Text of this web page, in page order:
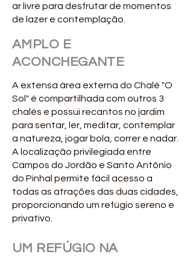
ar livre para desfrutar de momentos
de lazer e contemplação.
AMPLO E
ACONCHEGANTE
A extensa área externa do Chalé "O
Sol" é compartilhada com outros 3
chalés e possui recantos no jardim
para sentar, ler, meditar, contemplar
a natureza, jogar bola, correr e nadar.
A localização privilegiada entre
Campos do Jordão e Santo Antônio
do Pinhal permite fácil acesso a
todas as atrações das duas cidades,
proporcionando um refúgio sereno e
privativo.
UM REFÚGIO NA